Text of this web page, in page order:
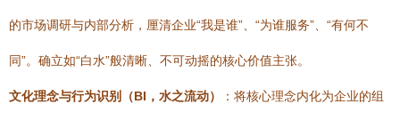
的市场调研与内部分析，厘清企业“我是谁”、“为谁服务”、“有何不
同”。确立如“白水”般清晰、不可动摇的核心价值主张。
文化理念与行为识别（BI，水之流动） ：将核心理念内化为企业的组